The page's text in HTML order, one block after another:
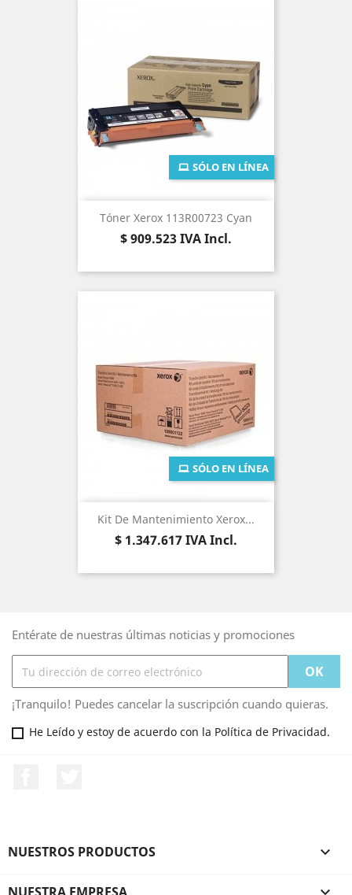
Tóner Xerox 113R00723 Cyan
Precio
$ 909.523IVA Incl.
SÓLO EN LÍNEA
Kit De Mantenimiento Xerox...
Precio
$ 1.347.617IVA Incl.
SÓLO EN LÍNEA
Entérate de nuestras últimas noticias y promociones
¡Tranquilo! Puedes cancelar la suscripción cuando quieras.
He Leído y estoy de acuerdo con la Política de Privacidad.
NUESTROS PRODUCTOS 